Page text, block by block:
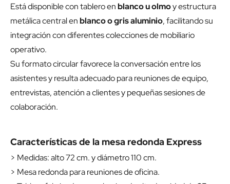
Está disponible con tablero enblanco u olmoy estructura
metálica central enblanco o gris aluminio, facilitando su
integración con diferentes colecciones de mobiliario
operativo.
Su formato circular favorece la conversación entre los
asistentes y resulta adecuado para reuniones de equipo,
entrevistas, atención a clientes y pequeñas sesiones de
colaboración.
Características de la mesa redonda Express
> Medidas: alto 72 cm. y diámetro 110 cm.
> Mesa redonda para reuniones de oficina.